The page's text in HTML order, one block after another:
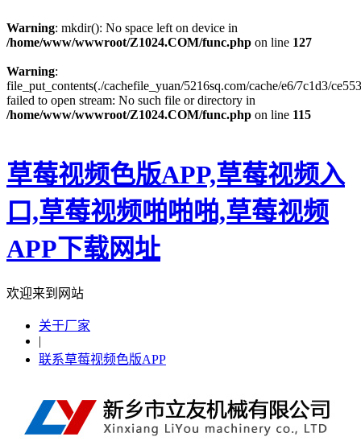
Warning: mkdir(): No space left on device in
/home/www/wwwroot/Z1024.COM/func.php on line 127
Warning:
file_put_contents(./cachefile_yuan/5216sq.com/cache/e6/7c1d3/
failed to open stream: No such file or directory in
/home/www/wwwroot/Z1024.COM/func.php on line 115
草莓视频色版APP,草莓视频入
口,草莓视频啪啪啪,草莓视频
APP下载网址
欢迎来到网站
关于厂家
|
联系草莓视频色版APP